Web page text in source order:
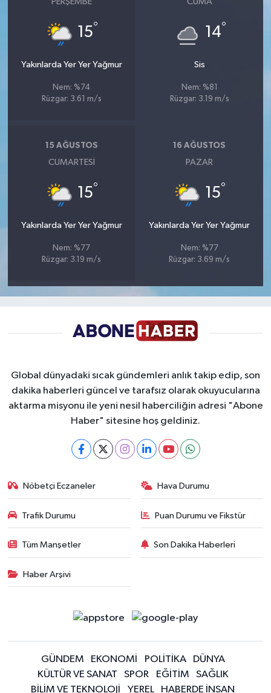
15°
Yakınlarda Yer Yer Yağmur
Nem: %74
Rüzgar: 3.61 m/s
14°
Sis
Nem: %81
Rüzgar: 3.19 m/s
15 AĞUSTOS
CUMARTESI
15°
Yakınlarda Yer Yer Yağmur
Nem: %77
Rüzgar: 3.19 m/s
16 AĞUSTOS
PAZAR
15°
Yakınlarda Yer Yer Yağmur
Nem: %77
Rüzgar: 3.69 m/s
Global dünyadaki sıcak gündemleri anlık takip edip, son
dakika haberleri güncel ve tarafsız olarak okuyucularına
aktarma misyonu ile yeni nesil haberciliğin adresi "Abone
Haber" sitesine hoş geldiniz.
Nöbetçi Eczaneler Hava Durumu
Trafik Durumu Puan Durumu ve Fikstür
Tüm Manşetler Son Dakika Haberleri
Haber Arşivi
GÜNDEM EKONOMİ POLİTİKA
DÜNYA
KÜLTÜR VE SANAT
SPOR EĞİTİM
SAĞLIK
BİLİM VE TEKNOLOJİ
YEREL HABERDE İNSAN